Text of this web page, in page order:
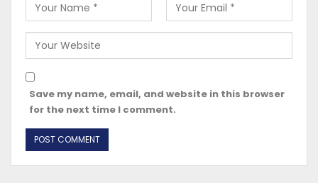
Save my name, email, and website in this browser
for the next time I comment.